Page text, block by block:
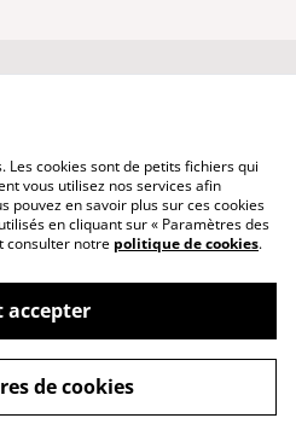
Politique de cookies
contacter
powered by
Les cookies sont de petits fichiers qui
vous utilisez nos services afin
pouvez en savoir plus sur ces cookies
en cliquant sur « Paramètres des
consulter notre politique de cookies.
accepter
de cookies